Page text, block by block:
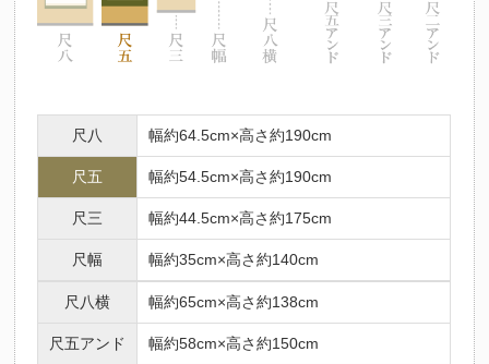
尺八 幅約64.5cm×高さ約190cm
尺五 幅約54.5cm×高さ約190cm
尺三 幅約44.5cm×高さ約175cm
尺幅 幅約35cm×高さ約140cm
尺八横 幅約65cm×高さ約138cm
尺五アンド 幅約58cm×高さ約150cm